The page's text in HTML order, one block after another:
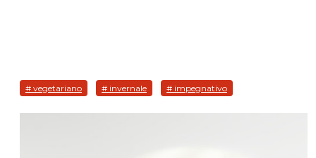
# vegetariano # invernale # impegnativo